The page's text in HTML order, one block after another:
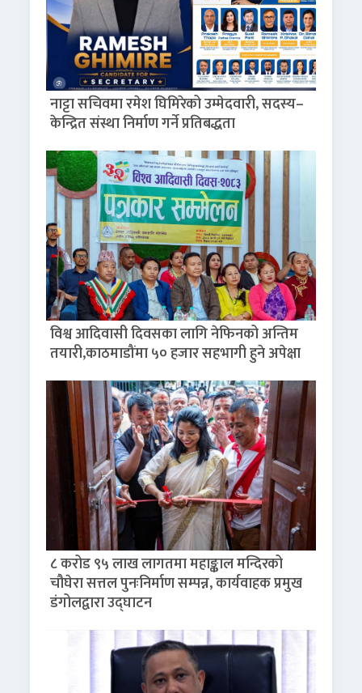
नाट्टा सचिवमा रमेश घिमिरेको उम्मेदवारी, सदस्य–
केन्द्रित संस्था निर्माण गर्ने प्रतिबद्धता
विश्व आदिवासी दिवसका लागि नेफिनको अन्तिम
तयारी,काठमाडौंमा ५० हजार सहभागी हुने अपेक्षा
८ करोड ९५ लाख लागतमा महाङ्काल मन्दिरको
चौघेरा सत्तल पुनःनिर्माण सम्पन्न, कार्यवाहक प्रमुख
डंगोलद्वारा उद्घाटन